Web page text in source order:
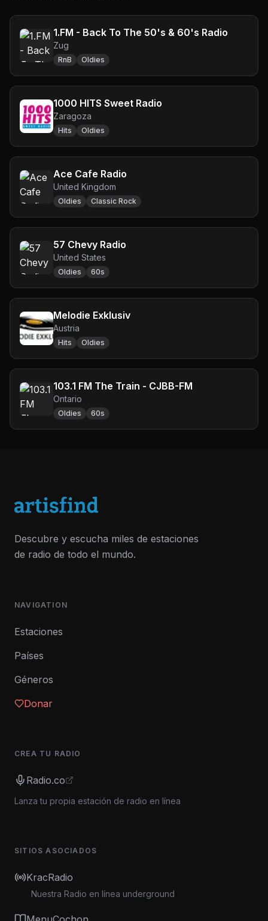
1.FM - Back To The 50's & 60's Radio
Zug
RnB Oldies
1000 HITS Sweet Radio
Zaragoza
Hits Oldies
Ace Cafe Radio
United Kingdom
Oldies Classic Rock
57 Chevy Radio
United States
Oldies 60s
Melodie Exklusiv
Austria
Hits Oldies
103.1 FM The Train - CJBB-FM
Ontario
Oldies 60s
Descubre y escucha miles de estaciones
de radio de todo el mundo.
NAVIGATION
Estaciones
Países
Géneros
Donar
CREA TU RADIO
Radio.co
Lanza tu propia estación de radio en línea
SITIOS ASOCIADOS
KracRadio
Nuestra Radio en línea underground